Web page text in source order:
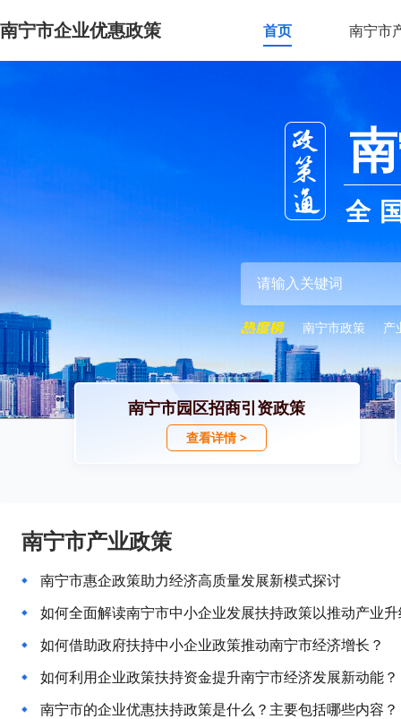
南宁市企业优惠政策 首页 南宁市
全
南宁市政策 产
南宁市园区招商引资政策
查看详情 >
南宁市产业政策
南宁市惠企政策助力经济高质量发展新模式探讨
如何全面解读南宁市中小企业发展扶持政策以推动产业
如何借助政府扶持中小企业政策推动南宁市经济增长？
如何利用企业政策扶持资金提升南宁市经济发展新动能？
南宁市的企业优惠扶持政策是什么？主要包括哪些内容？